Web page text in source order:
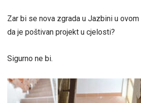
Zar bi se nova zgrada u Jazbini u ovom
da je poštivan projekt u cjelosti?
Sigurno ne bi.